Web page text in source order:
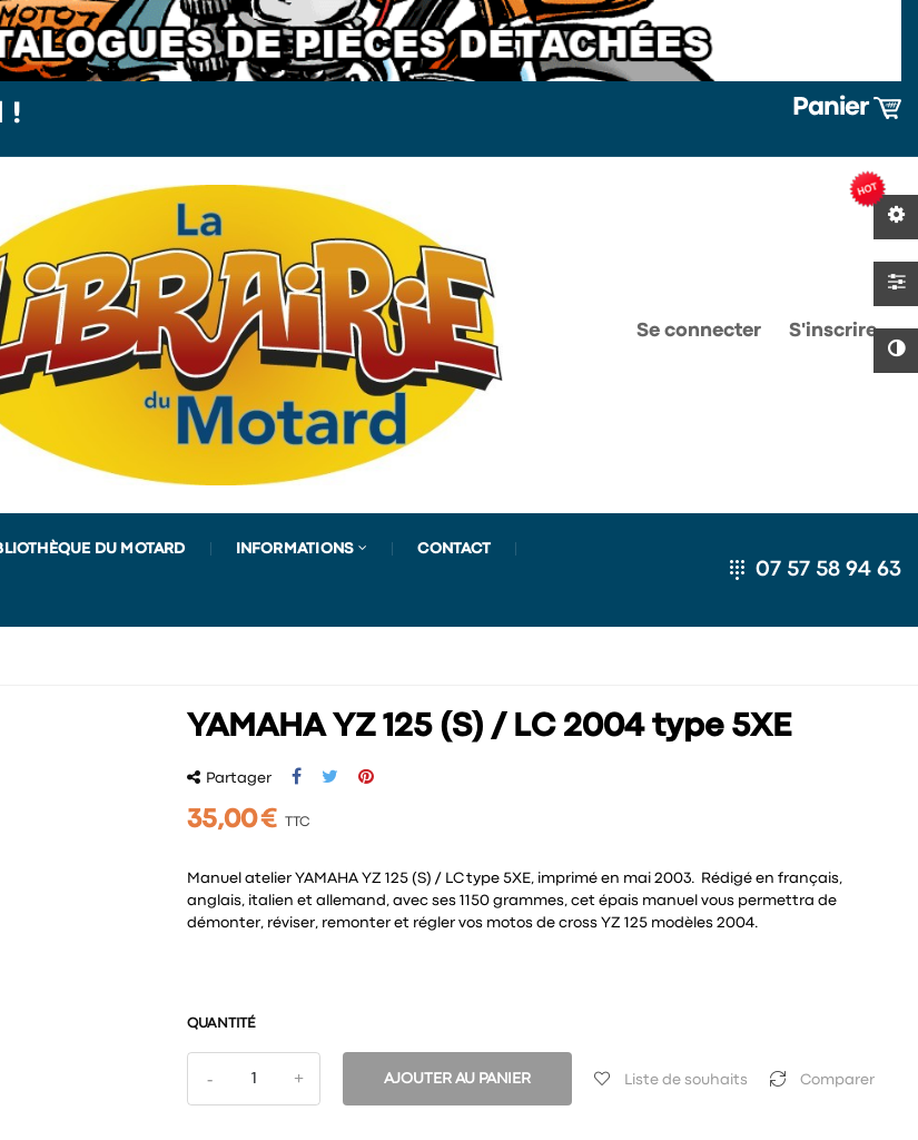
! Panier
Se connecter S'inscrire
DU MOTARD INFORMATIONS CONTACT
07 57 58 94 63
YAMAHA YZ 125 (S) / LC 2004 type 5XE
Partager
35,00 € TTC
Manuel atelier YAMAHA YZ 125 (S) / LC type 5XE, imprimé en mai 2003. Rédigé en français,
anglais, italien et allemand, avec ses 1150 grammes, cet épais manuel vous permettra de
démonter, réviser, remonter et régler vos motos de cross YZ 125 modèles 2004.
QUANTITÉ
AJOUTER AU PANIER Liste de souhaits Comparer